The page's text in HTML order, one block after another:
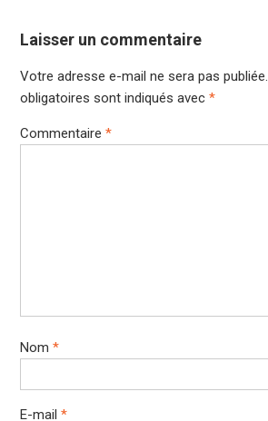
Laisser un commentaire
Votre adresse e-mail ne sera pas publiée.
obligatoires sont indiqués avec *
Commentaire *
Nom *
E-mail *